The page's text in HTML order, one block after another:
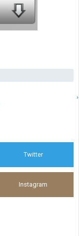
›
Twitter
Instagram